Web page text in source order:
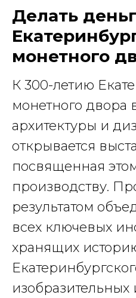
Делать
монетного
К 300-летию
монетного двора
архитектуры и
открывается
посвященная
производству.
результатом
всех ключевых
хранящих
изобразительных